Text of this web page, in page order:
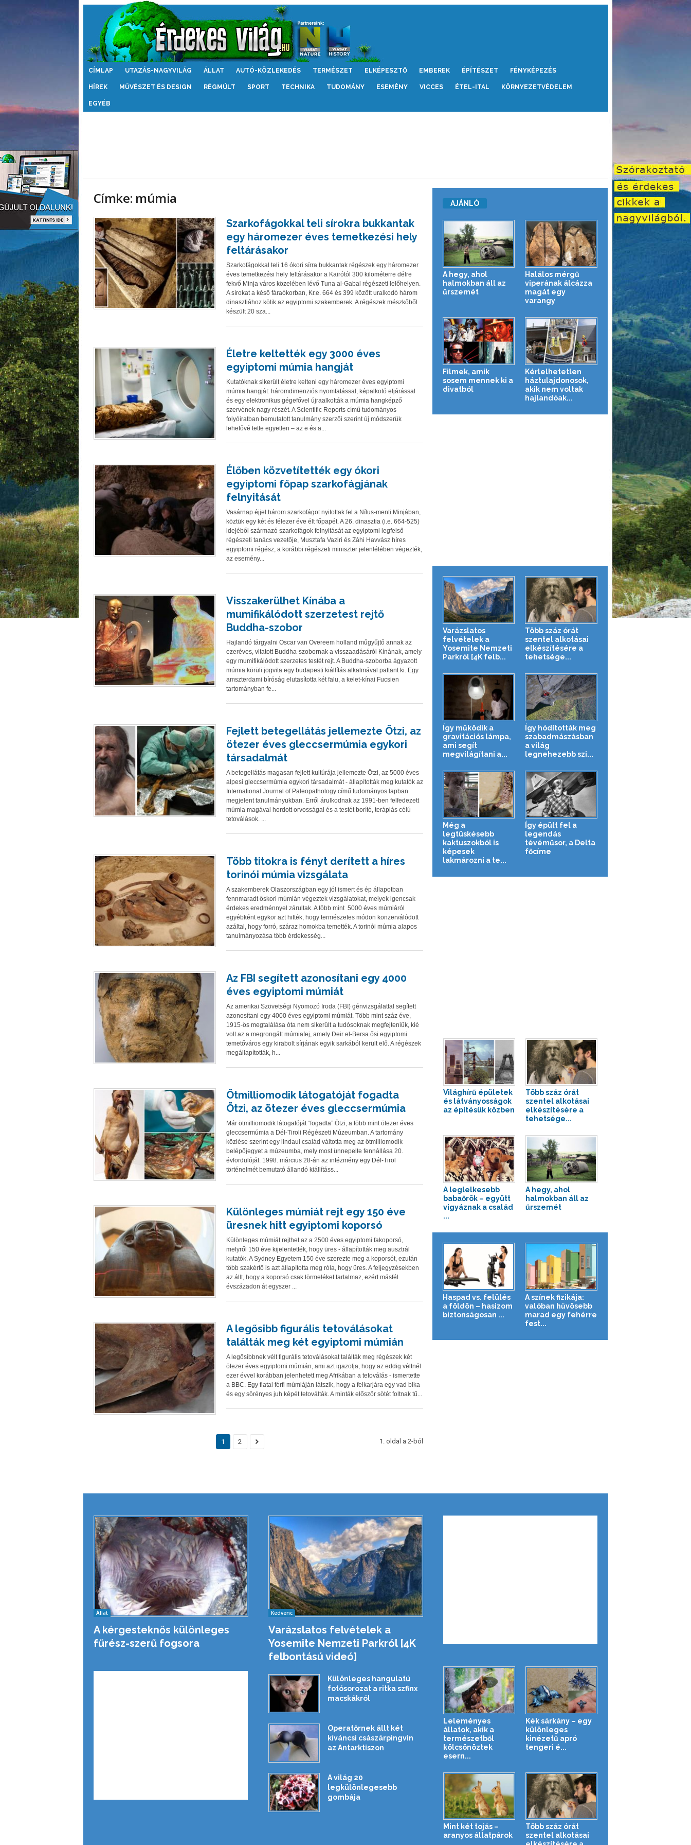
Érdekes
CÍMLAP UTAZÁS-NAGYVILÁG ÁLLAT AUTÓ-KÖZLEKEDÉS TERMÉSZET ELKÉPESZTŐ EMBEREK ÉPÍTÉSZET FÉNYKÉPEZÉS
HÍREK MŰVÉSZET ÉS DESIGN RÉGMÚLT SPORT TECHNIKA TUDOMÁNY ESEMÉNY VICCES ÉTEL-ITAL KÖRNYEZETVÉDELEM
EGYÉB
Címke: múmia
Szarkofágokkal teli sírokra bukkantak
egy háromezer éves temetkezési hely
feltárásakor
Szarkofágokkal teli 16 ókori sírra bukkantak régészek egy háromezer
éves temetkezési hely feltárásakor a Kairótól 300 kilométerre délre
fekvő Minja város közelében lévő Tuna al-Gabal régészeti lelőhelyen.
A sírokat a késő fáraókorban, Kr.e. 664 és 399 között uralkodó három
dinasztiához kötik az egyiptomi szakemberek. A régészek mészkőből
készült 20 sza...
Életre keltették egy 3000 éves
egyiptomi múmia hangját
Kutatóknak sikerült életre kelteni egy háromezer éves egyiptomi
múmia hangját: háromdimenziós nyomtatással, képalkotó eljárással
és egy elektronikus gégefővel újraalkották a múmia hangképző
szervének nagy részét. A Scientific Reports című tudományos
folyóiratban bemutatott tanulmány szerzői szerint új módszerük
lehetővé tette egyetlen – az e és a...
Élőben közvetítették egy ókori
egyiptomi főpap szarkofágjának
felnyitását
Vasárnap éjjel három szarkofágot nyitottak fel a Nílus-menti Minjában,
köztük egy két és félezer éve élt főpapét. A 26. dinasztia (i.e. 664-525)
idejéből származó szarkofágok felnyitását az egyiptomi legfelső
régészeti tanács vezetője, Musztafa Vaziri és Záhi Havvász híres
egyiptomi régész, a korábbi régészeti miniszter jelenlétében végezték,
az esemény...
Visszakerülhet Kínába a
mumifikálódott szerzetest rejtő
Buddha-szobor
Hajlandó tárgyalni Oscar van Overeem holland műgyűjtő annak az
ezeréves, vitatott Buddha-szobornak a visszaadásáról Kínának, amely
egy mumifikálódott szerzetes testét rejt. A Buddha-szoborba ágyazott
múmia körüli jogvita egy budapesti kiállítás alkalmával pattant ki. Egy
amszterdami bíróság elutasította két falu, a kelet-kínai Fucsien
tartományban fe...
Fejlett betegellátás jellemezte Ötzi, az
ötezer éves gleccsermúmia egykori
társadalmát
A betegellátás magasan fejlett kultúrája jellemezte Ötzi, az 5000 éves
alpesi gleccsermúmia egykori társadalmát - állapították meg kutatók az
International Journal of Paleopathology című tudományos lapban
megjelent tanulmányukban. Erről árulkodnak az 1991-ben felfedezett
múmia magával hordott orvosságai és a testét borító, terápiás célú
tetoválások. ...
Több titokra is fényt derített a híres
torinói múmia vizsgálata
A szakemberek Olaszországban egy jól ismert és ép állapotban
fennmaradt őskori múmián végeztek vizsgálatokat, melyek igencsak
érdekes eredménnyel zárultak. A több mint 5000 éves múmiáról
egyébként egykor azt hitték, hogy természetes módon konzerválódott
azáltal, hogy forró, száraz homokba temették. A torinói múmia alapos
tanulmányozása több érdekesség...
Az FBI segített azonosítani egy 4000
éves egyiptomi múmiát
Az amerikai Szövetségi Nyomozó Iroda (FBI) génvizsgálattal segített
azonosítani egy 4000 éves egyiptomi múmiát. Több mint száz éve,
1915-ös megtalálása óta nem sikerült a tudósoknak megfejteniük, kié
volt az a megrongált múmiafej, amely Deir el-Bersa ősi egyiptomi
temetőváros egy kirabolt sírjának egyik sarkából került elő. A régészek
megállapították, h...
Ötmilliomodik látogatóját fogadta
Ötzi, az ötezer éves gleccsermúmia
Már ötmilliomodik látogatóját “fogadta” Ötzi, a több mint ötezer éves
gleccsermúmia a Dél-Tiroli Régészeti Múzeumban. A tartomány
közlése szerint egy lindaui család váltotta meg az ötmilliomodik
belépőjegyet a múzeumba, mely most ünnepelte fennállása 20.
évfordulóját. 1998. március 28-án az intézmény egy Dél-Tirol
történelmét bemutató állandó kiállításs...
Különleges múmiát rejt egy 150 éve
üresnek hitt egyiptomi koporsó
Különleges múmiát rejthet az a 2500 éves egyiptomi fakoporsó,
melyről 150 éve kijelentették, hogy üres - állapították meg ausztrál
kutatók. A Sydney Egyetem 150 éve szerezte meg a koporsót, ezután
több szakértő is azt állapította meg róla, hogy üres. A feljegyzésekben
az állt, hogy a koporsó csak törmeléket tartalmaz, ezért másfél
évszázadon át egyszer ...
A legősibb figurális tetoválásokat
találták meg két egyiptomi múmián
A legősibbnek vélt figurális tetoválásokat találták meg régészek két
ötezer éves egyiptomi múmián, ami azt igazolja, hogy az eddig véltnél
ezer évvel korábban jelenhetett meg Afrikában a tetoválás - ismertette
a BBC. Egy fiatal férfi múmiáján látszik, hogy a felkarjára egy vad bika
és egy sörényes juh képét tetoválták. A minták először sötét foltnak tű...
1 2 1. oldal a 2-ból
AJÁNLÓ
A hegy, ahol
halmokban áll az
űrszemét
Halálos mérgű
viperának álcázza
magát egy
varangy
Filmek, amik
sosem mennek ki a
divatból
Kérlelhetetlen
háztulajdonosok,
akik nem voltak
hajlandóak...
Varázslatos
felvételek a
Yosemite Nemzeti
Parkról [4K felb...
Több száz órát
szentel alkotásai
elkészítésére a
tehetsége...
Így működik a
gravitációs lámpa,
ami segít
megvilágítani a...
Így hódították meg
szabadmászásban
a világ
legnehezebb szi...
Még a
legtüskésebb
kaktuszokból is
képesek
lakmározni a te...
Így épült fel a
legendás
tévéműsor, a Delta
főcíme
Világhírű épületek
és látványosságok
az építésük közben
Több száz órát
szentel alkotásai
elkészítésére a
tehetsége...
A leglelkesebb
babaőrök – együtt
vigyáznak a család
...
A hegy, ahol
halmokban áll az
űrszemét
Haspad vs. felülés
a földön – hasizom
biztonságosan ...
A színek fizikája:
valóban hűvösebb
marad egy fehérre
fest...
Állat
A kérgesteknős különleges
fűrész-szerű fogsora
Kedvenc
Varázslatos felvételek a
Yosemite Nemzeti Parkról [4K
felbontású videó]
Különleges hangulatú
fotósorozat a ritka szfinx
macskákról
Operatőrnek állt két
kíváncsi császárpingvin
az Antarktiszon
A világ 20
legkülönlegesebb
gombája
Leleményes
állatok, akik a
természetből
kölcsönöztek
esern...
Kék sárkány – egy
különleges
kinézetű apró
tengeri é...
Mint két tojás –
aranyos állatpárok
Több száz órát
szentel alkotásai